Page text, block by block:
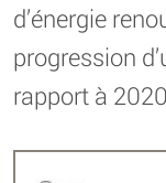
d’énergie
progression
rapport à